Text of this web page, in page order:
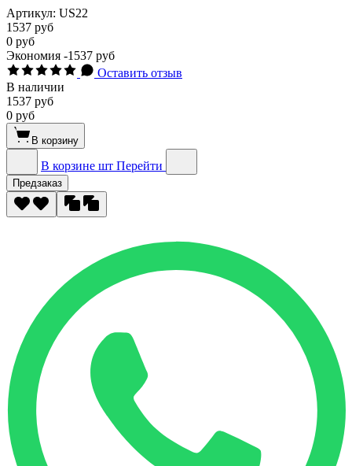
Артикул: US22
1537 руб
0 руб
Экономия -1537 руб
Оставить отзыв
В наличии
1537 руб
0 руб
В корзину
В корзине шт Перейти
Предзаказ